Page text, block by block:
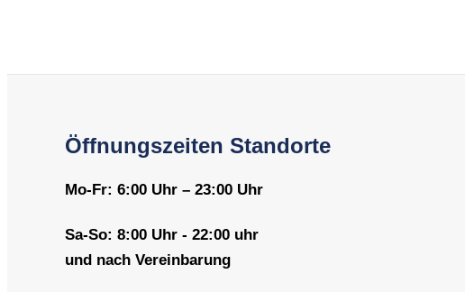
Öffnungszeiten Standorte
Mo-Fr: 6:00 Uhr – 23:00 Uhr
Sa-So: 8:00 Uhr - 22:00 uhr
und nach Vereinbarung